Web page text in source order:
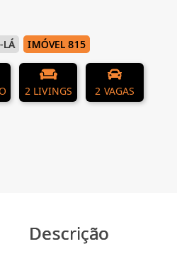
LÁ IMÓVEL 815
2 LIVINGS 2 VAGAS
Descrição